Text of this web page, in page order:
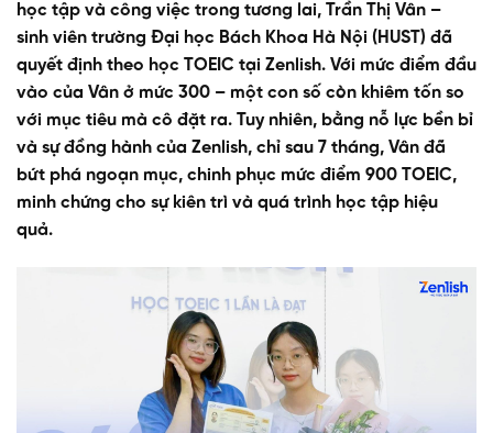
học tập và công việc trong tương lai, Trần Thị Vân –
sinh viên trường Đại học Bách Khoa Hà Nội (HUST) đã
quyết định theo học TOEIC tại Zenlish. Với mức điểm đầu
vào của Vân ở mức 300 – một con số còn khiêm tốn so
với mục tiêu mà cô đặt ra. Tuy nhiên, bằng nỗ lực bền bỉ
và sự đồng hành của Zenlish, chỉ sau 7 tháng, Vân đã
bứt phá ngoạn mục, chinh phục mức điểm 900 TOEIC,
minh chứng cho sự kiên trì và quá trình học tập hiệu
quả.